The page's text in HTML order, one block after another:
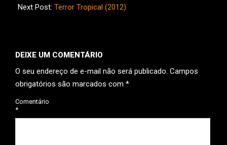
09
Next Post: Terror Tropical (2012)
DEIXE UM COMENTÁRIO
O seu endereço de e-mail não será publicado. Campos
obrigatórios são marcados com *
Comentário
*